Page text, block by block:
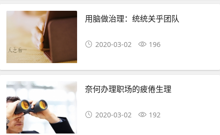
用脑做治理：统统关乎团队
2020-03-02 196
奈何办理职场的疲倦生理
2020-03-02 192